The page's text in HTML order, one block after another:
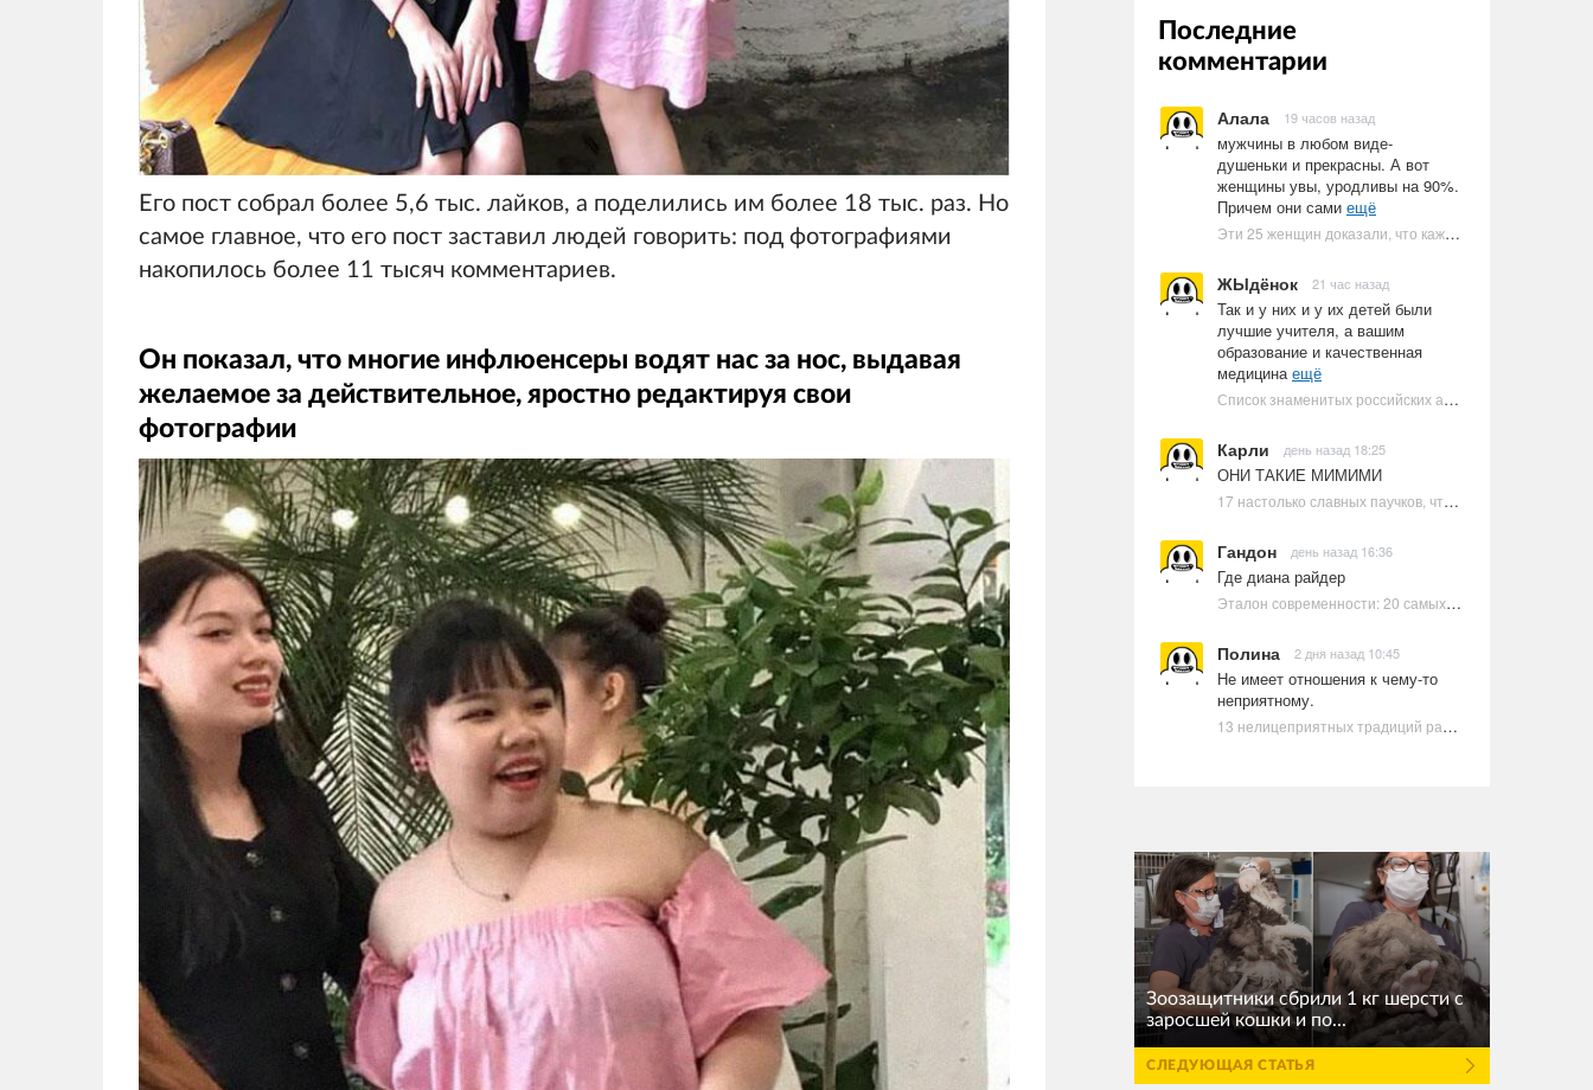
Его пост собрал более 5,6 тыс. лайков, а поделились им более 18 тыс. раз. Но
самое главное, что его пост заставил людей говорить: под фотографиями
накопилось более 11 тысяч комментариев.
Он показал, что многие инфлюенсеры водят нас за нос, выдавая
желаемое за действительное, яростно редактируя свои
фотографии
Последние
комментарии
Алала 19 часов назад
мужчины в любом виде-
душеньки и прекрасны. А вот
женщины увы, уродливы на 90%.
Причем они сами ещё
Эти 25 женщин доказали, что каждое тело имеет право быть в бикини
ЖЫдёнок 21 час назад
Так и у них и у их детей были
лучшие учителя, а вашим
образование и качественная
медицинаещё
Список знаменитых российских артистов-евреев | Ультрамарин
Карли день назад 18:25
ОНИ ТАКИЕ МИМИМИ
17 настолько славных паучков, что даже у арахнофобов появится желание их погладить
Гандон день назад 16:36
Где диана райдер
Эталон современности: 20 самых красивых и привлекательных актрис Голливуда, по мнению Google | Ультрамарин
Полина 2 дня назад 10:45
Не имеет отношения к чему-то
неприятному.
13 нелицеприятных традиций разных стран, которые могут шокировать неподготовленного человека
Зоозащитники сбрили 1 кг шерсти с
заросшей кошки и по...
СЛЕДУЮЩАЯ СТАТЬЯ